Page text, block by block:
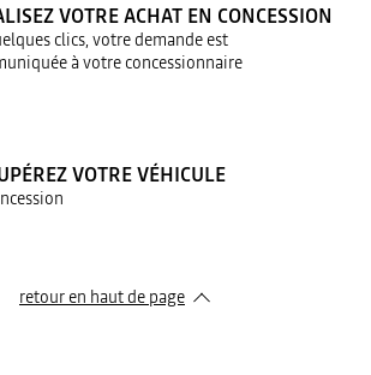
VOTRE ACHAT EN CONCESSION
clics, votre demande est
à votre concessionnaire
VOTRE VÉHICULE
retour en haut de page​